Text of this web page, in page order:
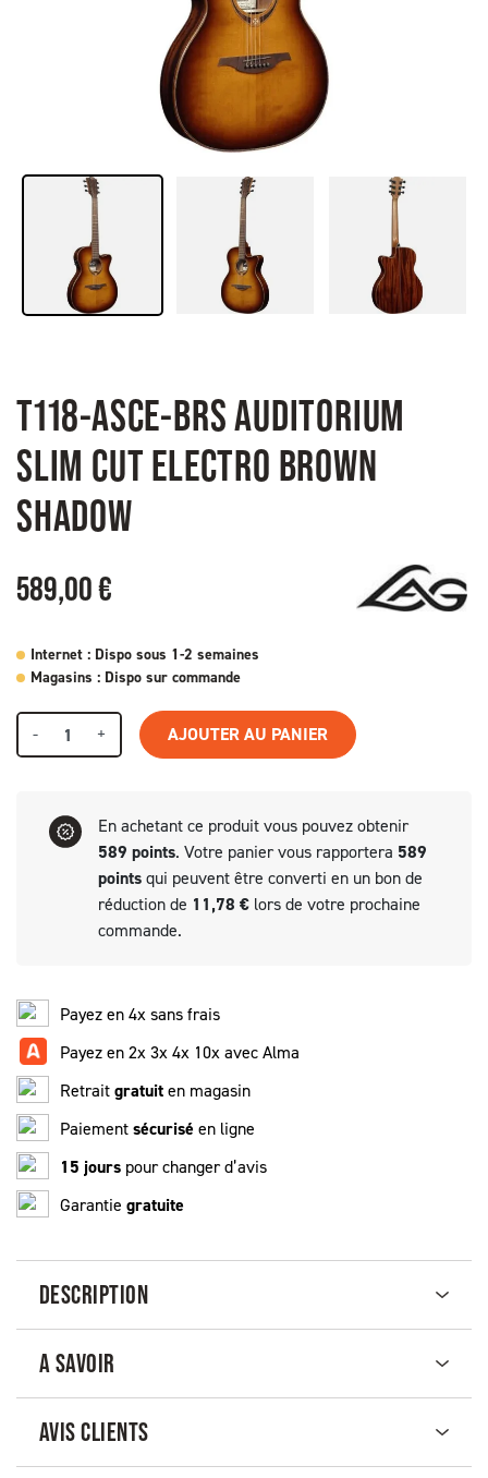
T118-ASCE-BRS AUDITORIUM
SLIM CUT ELECTRO BROWN
SHADOW
589,00 €
Internet : Dispo sous 1-2 semaines
Magasins : Dispo sur commande
- + AJOUTER AU PANIER
En achetant ce produit vous pouvez obtenir
589 points. Votre panier vous rapportera 589
pointsqui peuvent être converti en un bon de
réduction de 11,78 €lors de votre prochaine
commande.
Payez en 4x sans frais
Payez en 2x 3x 4x 10x avec Alma
Retraitgratuiten magasin
Paiementsécurisé en ligne
15 jours pour changer d’avis
Garantie gratuite
DESCRIPTION
A SAVOIR
AVIS CLIENTS